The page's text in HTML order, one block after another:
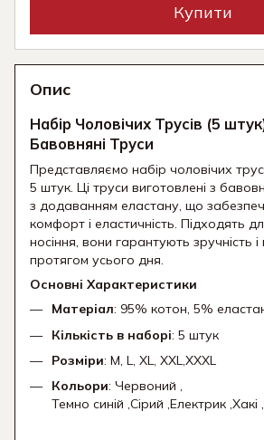
Купити
Опис
Набір Чоловічих Трусів (5
Бавовняні Труси
Представляємо набір чоловічих
5 штук. Ці труси виготовлені з
з додаванням еластану, що
комфорт і еластичність. Підходять
носіння, вони гарантують зручність і
протягом усього дня.
Основні Характеристики
Матеріал: 95% котон, 5%
Кількість в наборі: 5 штук
Розміри: M, L, XL, XXL,XXXL
Кольори: Червоний ,
Темно синій ,Сірий ,Електрик